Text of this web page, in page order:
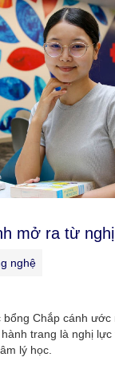
mở ra từ
nghệ
bổng Chắp cánh
trang là nghị
lý học.